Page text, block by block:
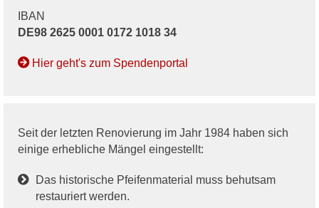
IBAN
DE98 2625 0001 0172 1018 34
Hier geht's zum Spendenportal
Seit der letzten Renovierung im Jahr 1984 haben sich
einige erhebliche Mängel eingestellt:
Das historische Pfeifenmaterial muss behutsam
restauriert werden.